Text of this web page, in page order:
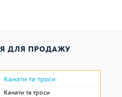
ДЛЯ ПРОДАЖУ
Канати та троси
Канати та троси